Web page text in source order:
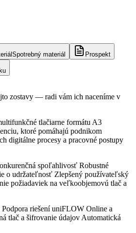
Spotrebný materiál Prospekt
zostavy — radi vám ich naceníme v
tlačiarne formátu A3
ktoré pomáhajú podnikom
digitálne procesy a pracovné postupy
spoľahlivosť Robustné
o udržateľnosť Zlepšený používateľský
požiadaviek na veľkoobjemovú tlač a
riešení uniFLOW Online a
tlač a šifrovanie údajov Automatická